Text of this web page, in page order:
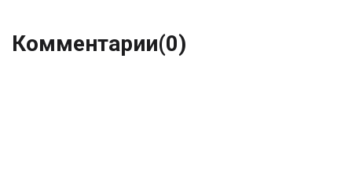
Комментарии(0)